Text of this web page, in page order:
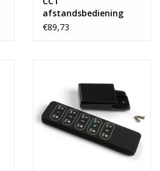
afstandsbediening
t.b.v. CCT controller
€89,73